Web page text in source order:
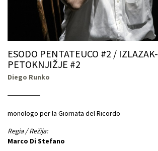
ESODO PENTATEUCO #2 / IZLAZAK-
PETOKNJIŽJE #2
Diego Runko
monologo per la Giornata del Ricordo
Regia / Režija:
Marco Di Stefano